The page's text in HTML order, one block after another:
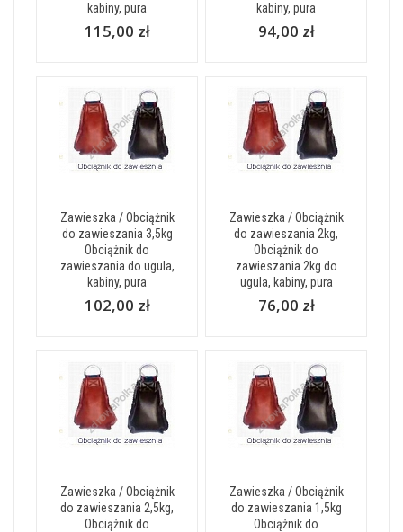
kabiny, pura
115,00 zł
kabiny, pura
94,00 zł
Zawieszka / Obciążnik
do zawieszania 3,5kg
Obciążnik do
zawieszania do ugula,
kabiny, pura
102,00 zł
Zawieszka / Obciążnik
do zawieszania 2kg,
Obciążnik do
zawieszania 2kg do
ugula, kabiny, pura
76,00 zł
Zawieszka / Obciążnik
do zawieszania 2,5kg,
Obciążnik do
Zawieszka / Obciążnik
do zawieszania 1,5kg
Obciążnik do